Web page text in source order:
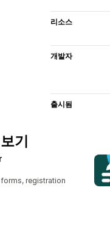
리소스
개발자
출시됨
기
registration